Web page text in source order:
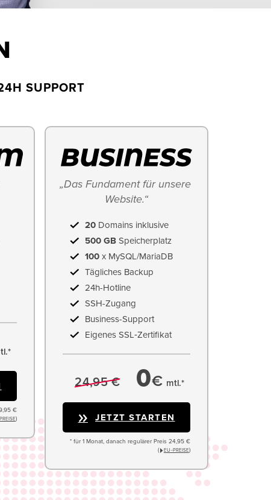
SUPPORT
€
)
„Das Fundament für unsere
Website.“
20 Domains inklusive
500 GB Speicherplatz
100 x MySQL/MariaDB
Tägliches Backup
24h-Hotline
SSH-Zugang
Business-Support
Eigenes SSL‑Zertifikat
24,95 € 0€ mtl.*
JETZT STARTEN
* für 1 Monat, danach regulärer Preis 24,95 €
(
EU−PREISE)